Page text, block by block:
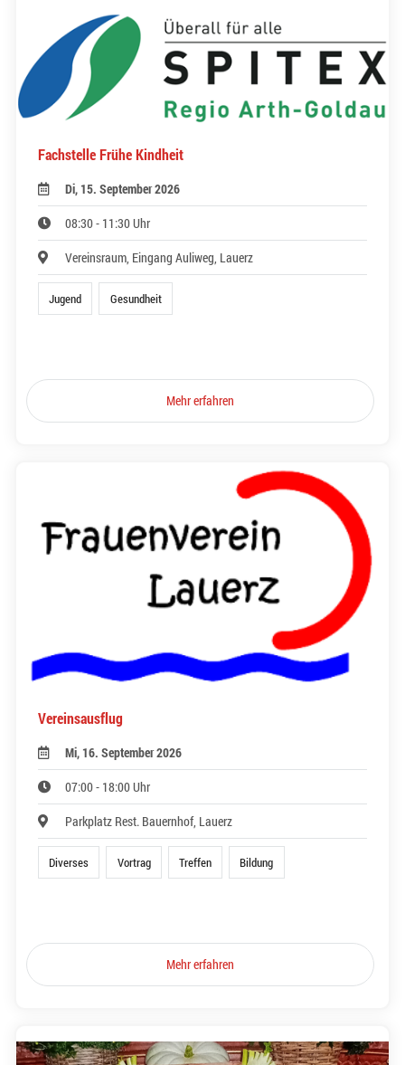
Fachstelle Frühe Kindheit
Di, 15. September 2026
08:30 - 11:30 Uhr
Vereinsraum, Eingang Auliweg, Lauerz
Jugend Gesundheit
Mehr erfahren
Vereinsausflug
Mi, 16. September 2026
07:00 - 18:00 Uhr
Parkplatz Rest. Bauernhof, Lauerz
Diverses Vortrag Treffen Bildung
Mehr erfahren